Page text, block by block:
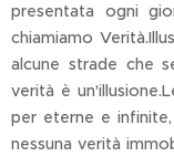
presentata ogni
chiamiamo
alcune strade che
verità è
per eterne e
nessuna verità